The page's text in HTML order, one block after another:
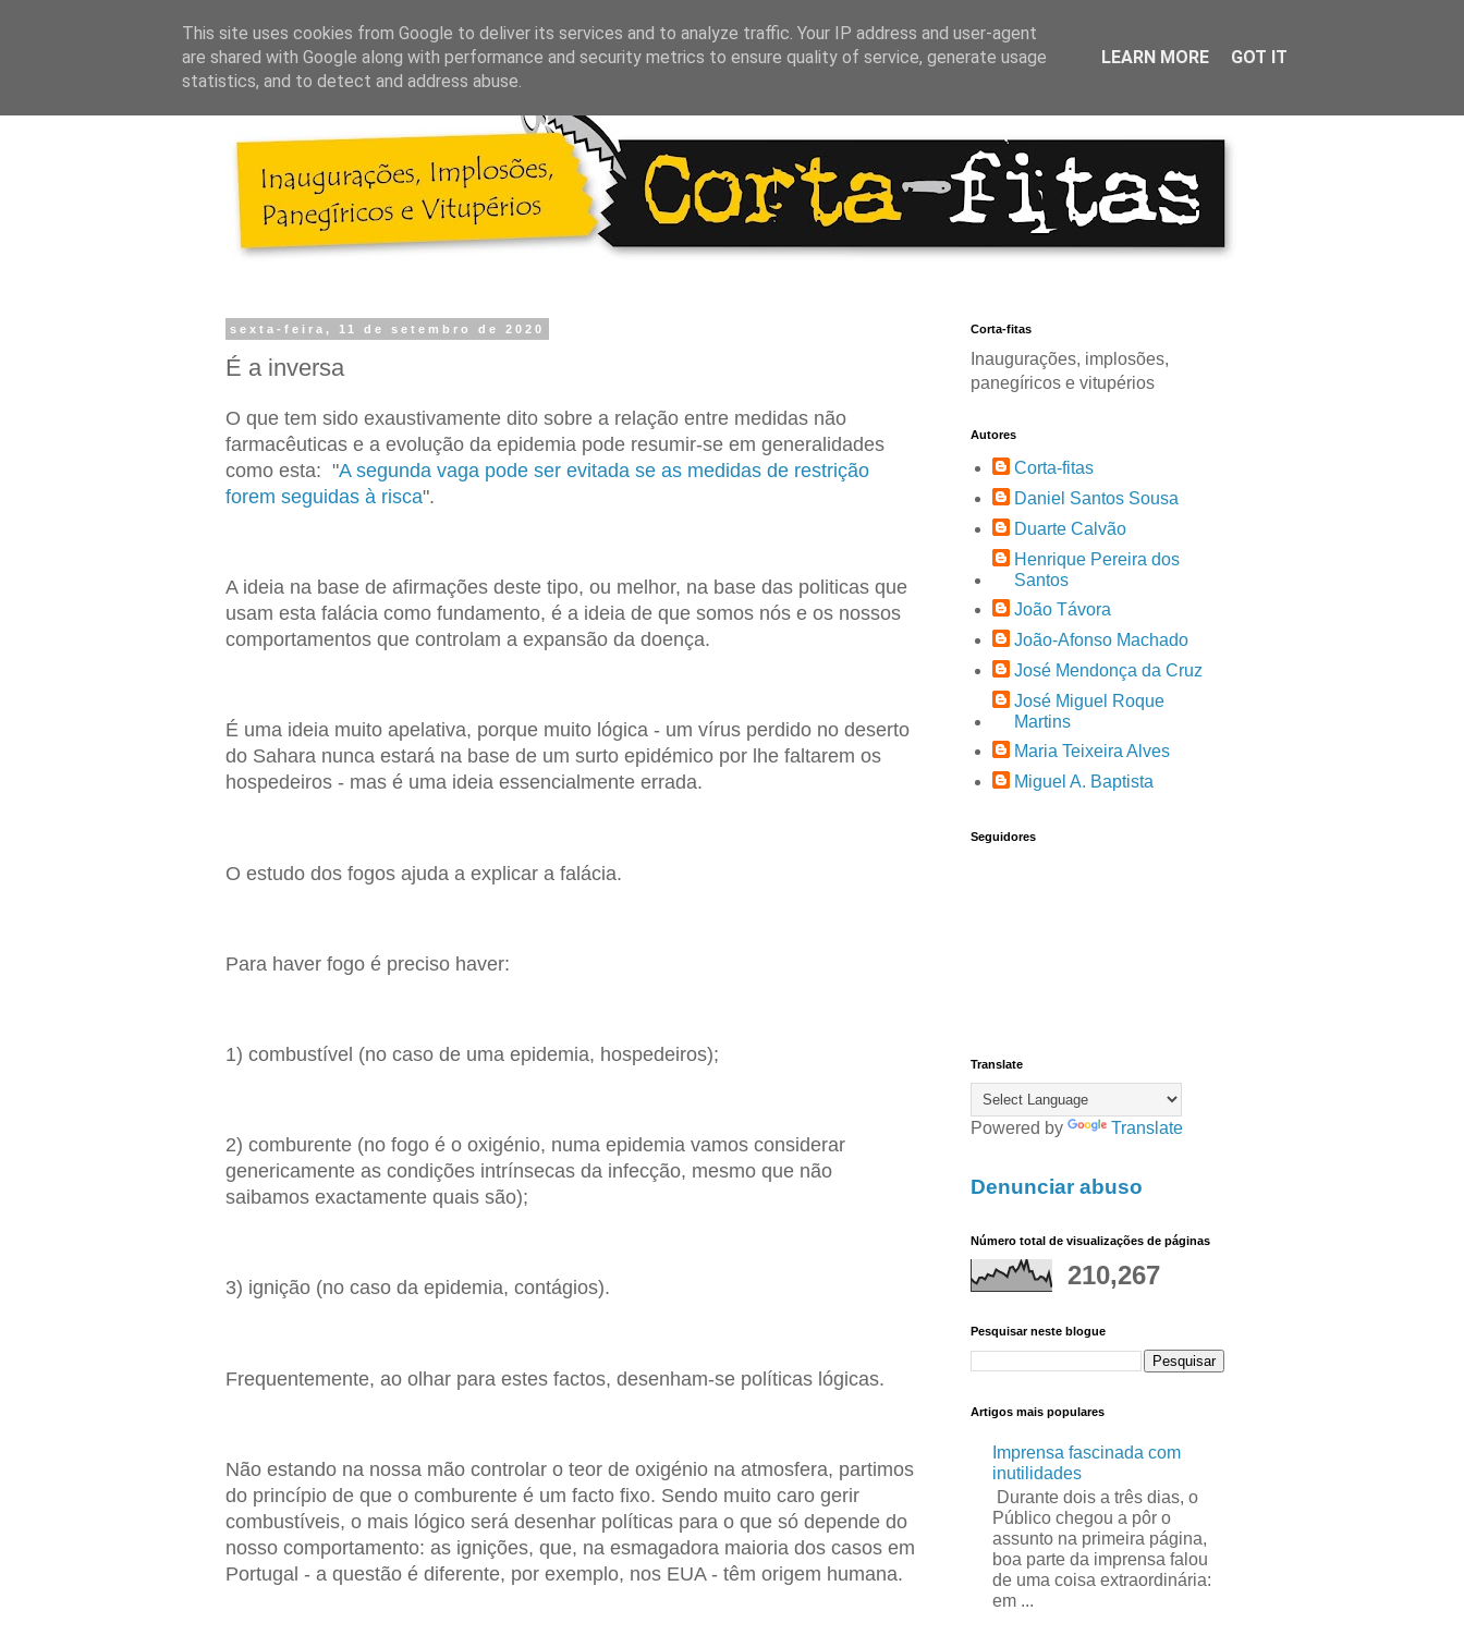
sexta-feira, 11 de setembro de 2020
É a inversa
O que tem sido exaustivamente dito sobre a relação entre medidas não
farmacêuticas e a evolução da epidemia pode resumir-se em generalidades
como esta: "A segunda vaga pode ser evitada se as medidas de restrição
forem seguidas à risca".
A ideia na base de afirmações deste tipo, ou melhor, na base das politicas que
usam esta falácia como fundamento, é a ideia de que somos nós e os nossos
comportamentos que controlam a expansão da doença.
É uma ideia muito apelativa, porque muito lógica - um vírus perdido no deserto
do Sahara nunca estará na base de um surto epidémico por lhe faltarem os
hospedeiros - mas é uma ideia essencialmente errada.
O estudo dos fogos ajuda a explicar a falácia.
Para haver fogo é preciso haver:
1) combustível (no caso de uma epidemia, hospedeiros);
2) comburente (no fogo é o oxigénio, numa epidemia vamos considerar
genericamente as condições intrínsecas da infecção, mesmo que não
saibamos exactamente quais são);
3) ignição (no caso da epidemia, contágios).
Frequentemente, ao olhar para estes factos, desenham-se políticas lógicas.
Não estando na nossa mão controlar o teor de oxigénio na atmosfera, partimos
do princípio de que o comburente é um facto fixo. Sendo muito caro gerir
combustíveis, o mais lógico será desenhar políticas para o que só depende do
nosso comportamento: as ignições, que, na esmagadora maioria dos casos em
Portugal - a questão é diferente, por exemplo, nos EUA - têm origem humana.
Corta-fitas
Inaugurações, implosões,
panegíricos e vitupérios
Autores
Corta-fitas
Daniel Santos Sousa
Duarte Calvão
Henrique Pereira dos
Santos
João Távora
João-Afonso Machado
José Mendonça da Cruz
José Miguel Roque
Martins
Maria Teixeira Alves
Miguel A. Baptista
Seguidores
Translate
Powered by Translate
Denunciar abuso
Número total de visualizações de páginas
210,267
Pesquisar neste blogue
Artigos mais populares
Imprensa fascinada com
inutilidades
Durante dois a três dias, o
Público chegou a pôr o
assunto na primeira página,
boa parte da imprensa falou
de uma coisa extraordinária:
em ...
This site uses cookies from Google to deliver its services and to analyze traffic. Your IP address and user-agent
are shared with Google along with performance and security metrics to ensure quality of service, generate usage
statistics, and to detect and address abuse.
LEARN MORE GOT IT